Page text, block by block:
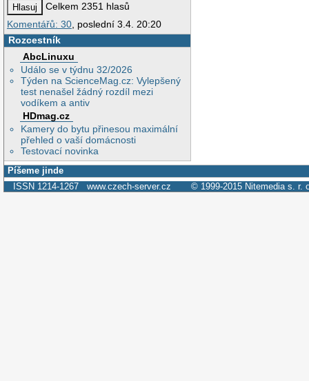
Celkem 2351 hlasů
Komentářů: 30 , poslední 3.4. 20:20
Rozcestník
AbcLinuxu
Událo se v týdnu 32/2026
Týden na ScienceMag.cz: Vylepšený
test nenašel žádný rozdíl mezi
vodíkem a antiv
HDmag.cz
Kamery do bytu přinesou maximální
přehled o vaší domácnosti
Testovací novinka
Píšeme jinde
ISSN 1214-1267 www.czech-server.cz © 1999-2015 Nitemedia s. r.